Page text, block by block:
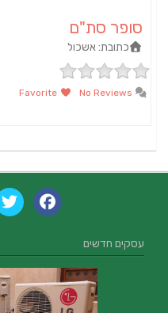
סופר סת"ם
כתובת:אשכול
עסקים חדשים